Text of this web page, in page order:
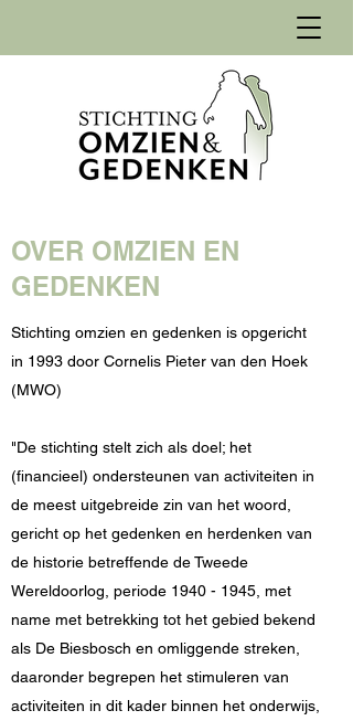
OVER OMZIEN EN
GEDENKEN
Stichting omzien en gedenken is opgericht
in 1993 door Cornelis Pieter van den Hoek
(MWO)
"De stichting stelt zich als doel; het
(financieel) ondersteunen van activiteiten in
de meest uitgebreide zin van het woord,
gericht op het gedenken en herdenken van
de historie betreffende de Tweede
Wereldoorlog, periode 1940 - 1945 , met
name met betrekking tot het gebied bekend
als De Biesbosch en omliggende streken,
daaronder begrepen het stimuleren van
activiteiten in dit kader binnen het onderwijs,